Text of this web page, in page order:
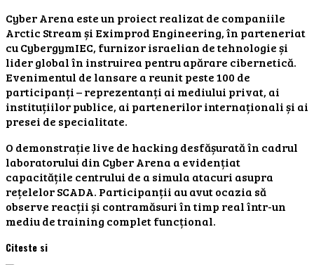
Cyber Arena este un proiect realizat de companiile
Arctic Stream și Eximprod Engineering, în parteneriat
cu CybergymIEC, furnizor israelian de tehnologie și
lider global în instruirea pentru apărare cibernetică.
Evenimentul de lansare a reunit peste 100 de
participanți – reprezentanți ai mediului privat, ai
instituțiilor publice, ai partenerilor internaționali și ai
presei de specialitate.
O demonstrație live de hacking desfășurată în cadrul
laboratorului din Cyber Arena a evidențiat
capacitățile centrului de a simula atacuri asupra
rețelelor SCADA. Participanții au avut ocazia să
observe reacții și contramăsuri în timp real într-un
mediu de training complet funcțional.
Citeste si